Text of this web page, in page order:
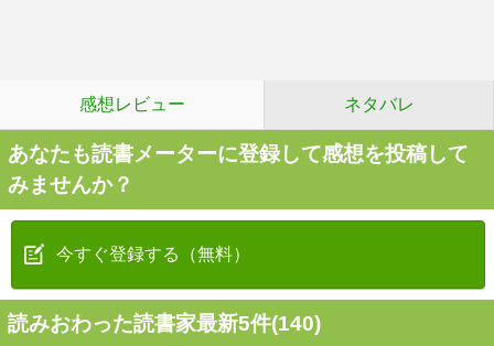
感想レビュー ネタバレ
あなたも読書メーターに登録して感想を投稿して
みませんか？
今すぐ登録する（無料）
読みおわった読書家最新5件(140)